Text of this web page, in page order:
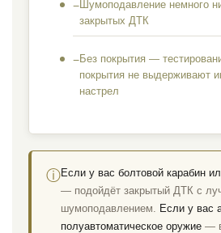
−Шумоподавление немного
закрытых ДТК
−Без покрытия —
покрытия не выдерживают
настрел
ⓘЕсли у вас болтовой карабин
— подойдёт закрытый ДТК с
шумоподавлением. Если у вас
полуавтоматическое оружие —